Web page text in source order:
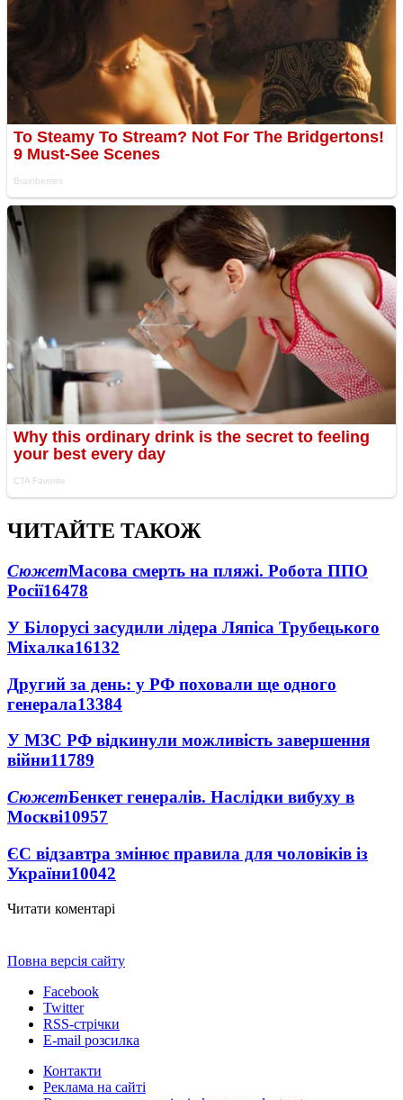
ЧИТАЙТЕ ТАКОЖ
СюжетМасова смерть на пляжі. Робота ППО
Росії16478
У Білорусі засудили лідера Ляпіса Трубецького
Міхалка16132
Другий за день: у РФ поховали ще одного
генерала13384
У МЗС РФ відкинули можливість завершення
війни11789
СюжетБенкет генералів. Наслідки вибуху в
Москві10957
ЄС відзавтра змінює правила для чоловіків із
України10042
Читати коментарі
Повна версія сайту
Facebook
Twitter
RSS-стрічки
E-mail розсилка
Контакти
Реклама на сайті